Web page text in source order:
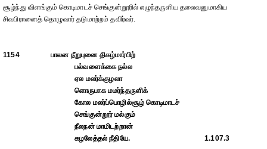
சூழ்ந்து விளங்கும் கொடிமாடச் செங்குன்றூரில் எழுந்தருளிய தலைவனுமாகிய
சிவபிரானைத் தொழுவார் தடுமாற்றம் தவிர்வர்.
1154
பாலன நீறுபுனை திகழ்மார்பிற்
பல்வளைக்கை நல்ல
ஏல மலர்க்குழலா
ளொருபாக மமர்ந்தருளிக்
கோல மலர்ப்பொழில்சூழ் கொடிமாடச்
செங்குன்றூர் மல்கும்
நீலநன் மாமிடற்றான்
கழலேத்தல் நீதியே.
1.107.3